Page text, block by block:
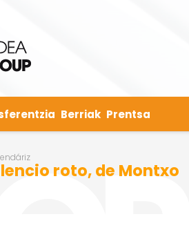
Berriak Prentsa
roto, de Montxo